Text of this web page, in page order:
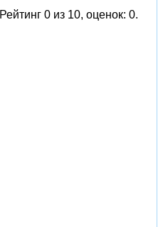
Рейтинг 0 из 10, оценок: 0.